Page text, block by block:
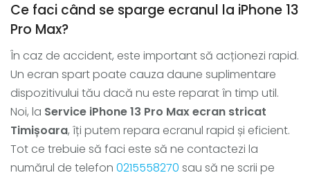
Ce faci când se sparge ecranul la iPhone 13
Pro Max?
În caz de accident, este important să acționezi rapid.
Un ecran spart poate cauza daune suplimentare
dispozitivului tău dacă nu este reparat în timp util.
Noi, la Service iPhone 13 Pro Max ecran stricat
Timișoara, îți putem repara ecranul rapid și eficient.
Tot ce trebuie să faci este să ne contactezi la
numărul de telefon 0215558270 sau să ne scrii pe